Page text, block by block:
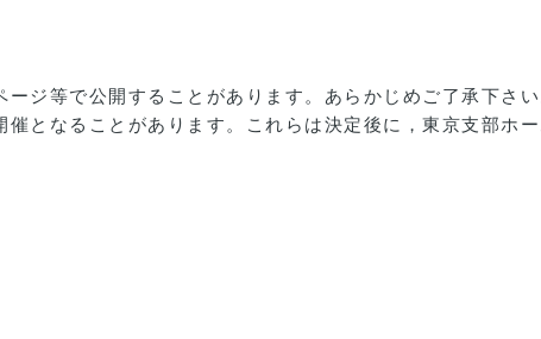
ジ等で公開することがあります。あらかじめご了承下さい
となることがあります。これらは決定後に，東京支部ホ